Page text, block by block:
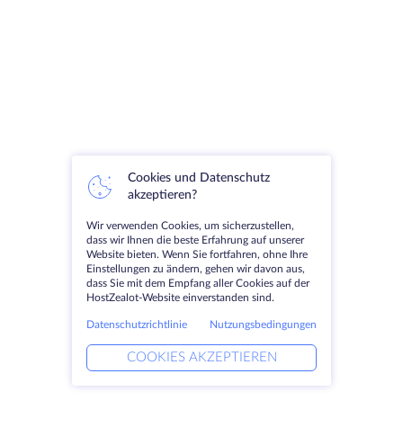
Cookies und Datenschutz
akzeptieren?
Wir verwenden Cookies, um sicherzustellen,
dass wir Ihnen die beste Erfahrung auf unserer
Website bieten. Wenn Sie fortfahren, ohne Ihre
Einstellungen zu ändern, gehen wir davon aus,
dass Sie mit dem Empfang aller Cookies auf der
HostZealot-Website einverstanden sind.
Datenschutzrichtlinie Nutzungsbedingungen
COOKIES AKZEPTIEREN